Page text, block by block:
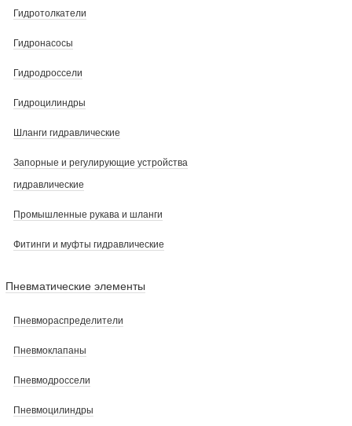
Гидротолкатели
Гидронасосы
Гидродроссели
Гидроцилиндры
Шланги гидравлические
Запорные и регулирующие устройства
гидравлические
Промышленные рукава и шланги
Фитинги и муфты гидравлические
Пневматические элементы
Пневмораспределители
Пневмоклапаны
Пневмодроссели
Пневмоцилиндры